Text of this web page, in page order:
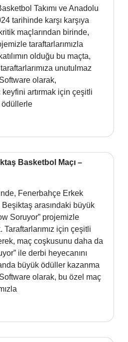
Takımı ve Anadolu
tarihinde karşı karşıya
maçlarından birinde,
taraftarlarımızla
olduğu bu maçta,
unutulmaz
olarak,
keyfini artırmak için çeşitli
ödüllerle
Basketbol Maçı –
Fenerbahçe Erkek
Beşiktaş arasındaki büyük
Soruyor” projemizle
için çeşitli
maç coşkusunu daha da
ile derbi heyecanını
büyük ödüller kazanma
olarak, bu özel maç